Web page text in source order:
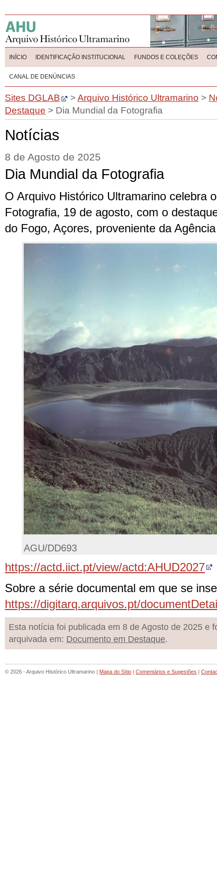
INÍCIO IDENTIFICAÇÃO INSTITUCIONAL FUNDOS E COLEÇÕES
CANAL DE DENÚNCIAS
Sites DGLAB >Arquivo Histórico Ultramarino >
Destaque > Dia Mundial da Fotografia
Notícias
8 de Agosto de 2025
Dia Mundial da Fotografia
O Arquivo Histórico Ultramarino celebra
Fotografia, 19 de agosto, com o
do Fogo, Açores, proveniente da
AGU/DD693
https://actd.iict.pt/view/actd:AHUD2027
Sobre a série documental em que se
https://digitarq.arquivos.pt/
Esta notícia foi publicada em 8 de Agosto de 2025 e
arquivada em: Documento em Destaque.
© 2026 - Arquivo Histórico Ultramarino | Mapa do Sítio | Comentários e Sugestões |